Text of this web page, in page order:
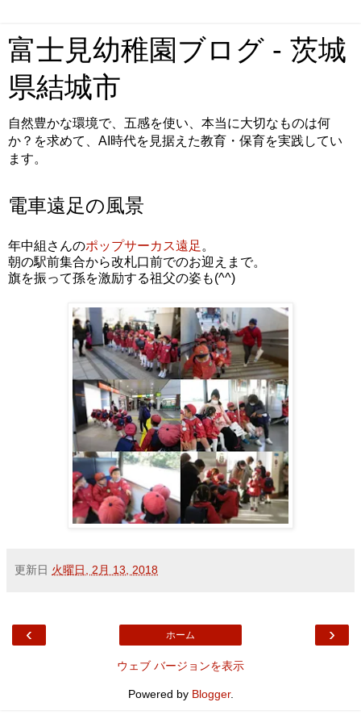
富士見幼稚園ブログ - 茨城
県結城市
自然豊かな環境で、五感を使い、本当に大切なものは何
か？を求めて、AI時代を見据えた教育・保育を実践してい
ます。
電車遠足の風景
年中組さんのポップサーカス遠足 。
朝の駅前集合から改札口前でのお迎えまで。
旗を振って孫を激励する祖父の姿も(^^)
更新日 火曜日, 2月 13, 2018
‹ ›
ホーム
ウェブ バージョンを表示
Powered by Blogger.